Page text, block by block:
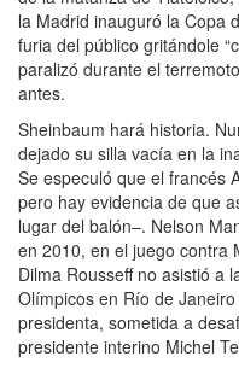
la Madrid inauguró la Copa
furia del público gritándole
paralizó durante el
antes.
Sheinbaum hará historia.
dejado su silla vacía en la
Se especuló que el francés
pero hay evidencia de que
lugar del balón–. Nelson
en 2010, en el juego contra
Dilma Rousseff no asistió a
Olímpicos en Río de
presidenta, sometida a
presidente interino Michel